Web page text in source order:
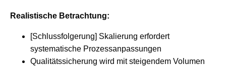
Realistische Betrachtung:
[Schlussfolgerung] Skalierung erfordert
systematische Prozessanpassungen
Qualitätssicherung wird mit steigendem Volumen